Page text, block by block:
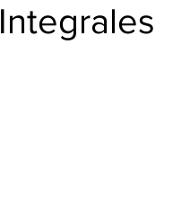
Integrales